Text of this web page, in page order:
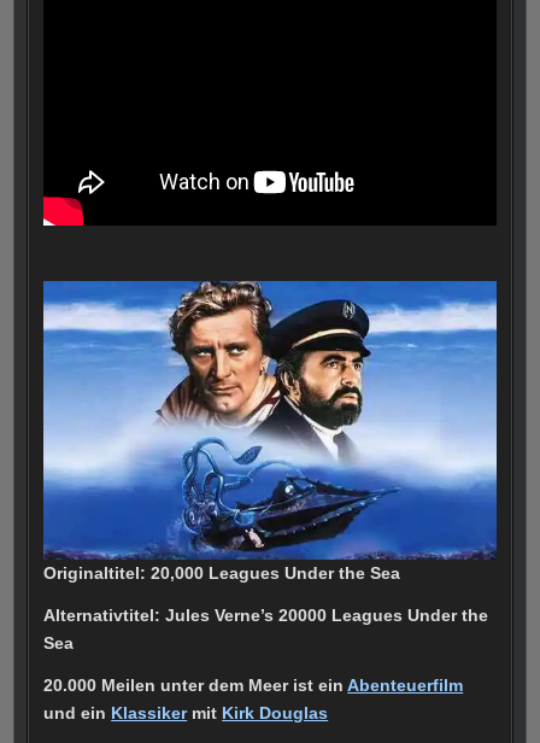
Originaltitel: 20,000 Leagues Under the Sea
Alternativtitel: Jules Verne’s 20000 Leagues Under the
Sea
20.000 Meilen unter dem Meer ist einAbenteuerfilm
und ein Klassikermit Kirk Douglas